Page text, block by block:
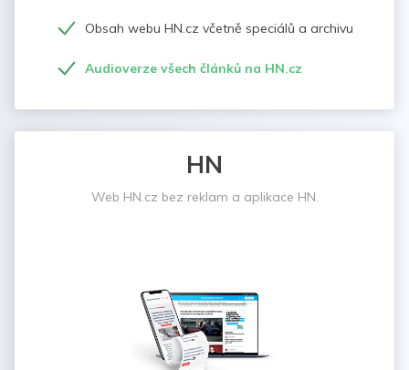
Obsah webu HN.cz včetně speciálů a archivu
Audioverze všech článků na HN.cz
HN
Web HN.cz bez reklam a aplikace HN.